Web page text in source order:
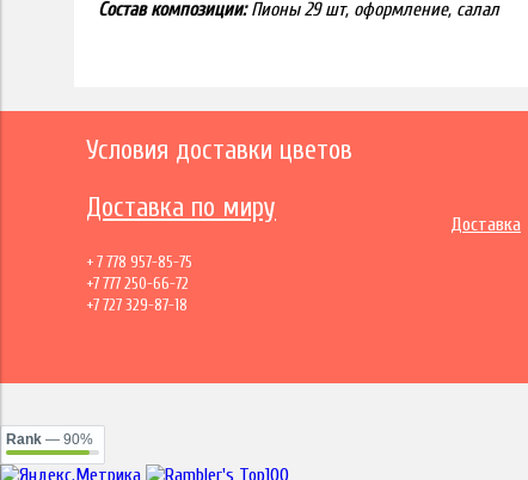
Состав композиции:Пионы 29 шт, оформление, салал
Условия доставки цветов
Доставка по миру
+ 7 778 957-85-75
+7 777 250-66-72
+7 727 329-87-18
Доставка
Rank — 90%